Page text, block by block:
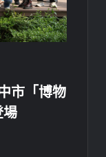
市「博物